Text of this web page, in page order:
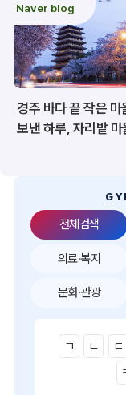
보건·복지/여성/장애인
재난/안전/재해
환경
Naver blog
경주 바다 끝 작은 마
보낸 하루, 자리밭 마
전체검색
ㄱ ㄴ ㄷ
의료·복지
문화·관광